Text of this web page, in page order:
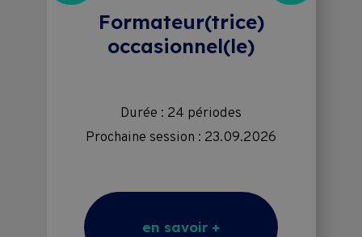
Formateur(trice)
occasionnel(le)
Durée : 24 périodes
Prochaine session : 23.09.2026
en savoir +